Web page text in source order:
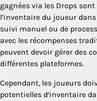
gagnées via les Drops
l’inventaire du joueur
suivi manuel ou de
avec les récompenses
peuvent devoir gérer des
différentes plateformes.
Cependant, les joueurs
potentielles d’inventaire